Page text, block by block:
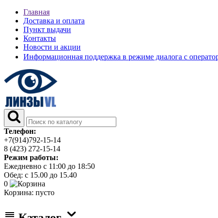
Главная
Доставка и оплата
Пункт выдачи
Контакты
Новости и акции
Информационная поддержка в режиме диалога с
Телефон:
+7(914)792-15-14
8 (423) 272-15-14
Режим работы:
Ежедневно с 11:00 до 18:50
Обед: с 15.00 до 15.40
0
Корзина: пусто